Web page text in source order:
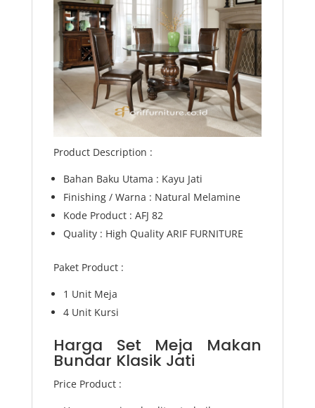
Product Description :
Bahan Baku Utama : Kayu Jati
Finishing / Warna : Natural Melamine
Kode Product : AFJ 82
Quality : High Quality ARIF FURNITURE
Paket Product :
1 Unit Meja
4 Unit Kursi
Harga Set Meja Makan
Bundar Klasik Jati
Price Product :